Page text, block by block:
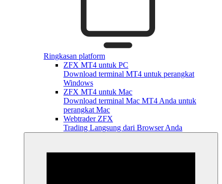
Ringkasan platform
ZFX MT4 untuk PC
Download terminal MT4 untuk perangkat
Windows
ZFX MT4 untuk Mac
Download terminal Mac MT4 Anda untuk
perangkat Mac
Webtrader ZFX
Trading Langsung dari Browser Anda